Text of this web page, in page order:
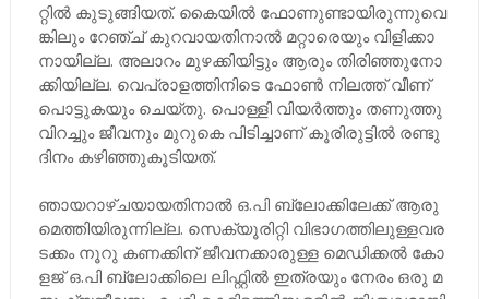
റ്റി​ൽ കു​ടു​ങ്ങി​യത്. കൈ​യി​ൽ ഫോ​ണു​ണ്ടാ​യി​രു​​ന്നു​വെ​
ങ്കി​ലും റേ​ഞ്ച്​ കു​റ​വാ​യ​തി​നാ​ൽ മ​റ്റാ​രെ​യും വി​ളി​ക്കാ​
നാ​യി​ല്ല. അ​ലാ​റം മു​ഴ​ക്കി​യി​ട്ടും ആ​രും തി​രി​ഞ്ഞു​നോ​
ക്കി​യി​ല്ല. വെ​പ്രാ​ള​ത്തി​നി​ടെ ഫോ​ൺ നി​ല​ത്ത്​ വീ​ണ്​
പൊ​ട്ടു​ക​യും ചെ​യ്തു. പൊ​ള്ളി വി​യ​ർ​ത്തും ത​ണു​ത്തു
വി​റ​ച്ചും ജീ​വ​നും മു​റു​കെ പി​ടി​ച്ചാണ്​ കൂ​രി​രു​ട്ടി​ൽ ര​ണ്ടു
ദി​നം ക​ഴി​ഞ്ഞു​കൂ​ടി​യ​ത്​.
ഞാ​യ​റാ​ഴ്ച​യാ​യ​തി​നാ​ൽ ഒ.​പി ബ്ലോ​ക്കി​ലേ​ക്ക്​ ആ​രു​
മെ​ത്തി​യി​രു​ന്നി​ല്ല. സെ​​ക്യൂ​രി​റ്റി വി​ഭാ​ഗ​ത്തി​ലു​ള്ള​വ​ര​
ട​ക്കം നൂ​റു ക​ണ​ക്കി​ന്​ ജീ​വ​ന​ക്കാ​രു​ള്ള മെ​ഡി​ക്ക​ൽ കോ​
ള​ജ്​ ഒ.​പി ​​​ബ്ലോ​ക്കി​ലെ ലിഫ്റ്റിൽ ഇ​ത്ര​യും നേ​രം ഒ​രു മ​